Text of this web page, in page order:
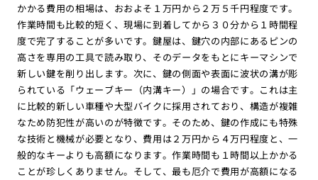
かかる費用の相場は、おおよそ１万円から２万５千円程度です。
作業時間も比較的短く、現場に到着してから３０分から１時間程
度で完了することが多いです。鍵屋は、鍵穴の内部にあるピンの
高さを専用の工具で読み取り、そのデータをもとにキーマシンで
新しい鍵を削り出します。次に、鍵の側面や表面に波状の溝が彫
られている「ウェーブキー（内溝キー）」の場合です。これは主
に比較的新しい車種や大型バイクに採用されており、構造が複雑
なため防犯性が高いのが特徴です。そのため、鍵の作成にも特殊
な技術と機械が必要となり、費用は２万円から４万円程度と、一
般的なキーよりも高額になります。作業時間も１時間以上かかる
ことが珍しくありません。そして、最も厄介で費用が高額になる